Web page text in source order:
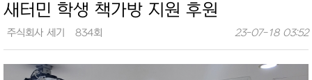
새터민 학생 책가방 지원 후원
주식회사 세기 834회 23-07-18 03:52